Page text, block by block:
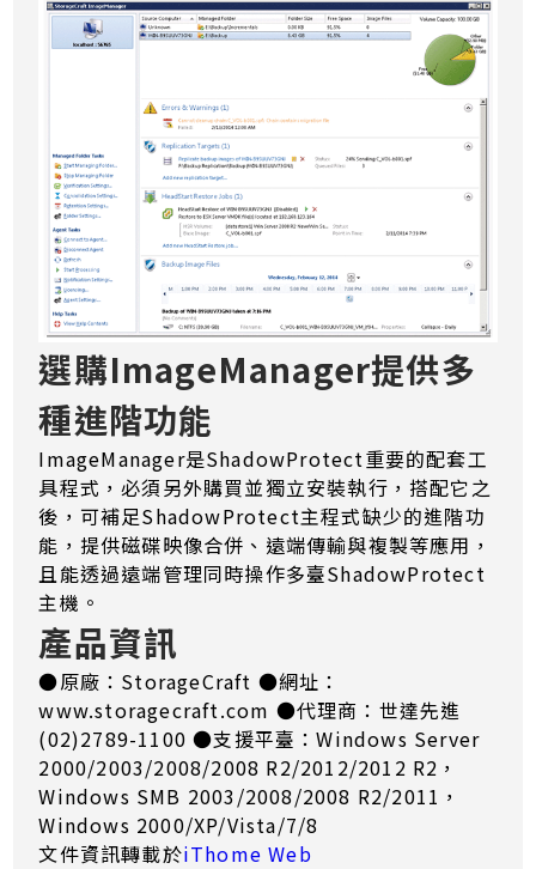
選購ImageManager提供多
種進階功能
ImageManager是ShadowProtect重要的配套工
具程式，必須另外購買並獨立安裝執行，搭配它之
後，可補足ShadowProtect主程式缺少的進階功
能，提供磁碟映像合併、遠端傳輸與複製等應用，
且能透過遠端管理同時操作多臺ShadowProtect
主機。
產品資訊
●原廠：StorageCraft ●網址：
www.storagecraft.com ●代理商：世達先進
(02)2789-1100 ●支援平臺：Windows Server
2000/2003/2008/2008 R2/2012/2012 R2，
Windows SMB 2003/2008/2008 R2/2011，
Windows 2000/XP/Vista/7/8
文件資訊轉載於iThome Web